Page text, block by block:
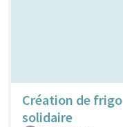
Création de frigo
solidaire